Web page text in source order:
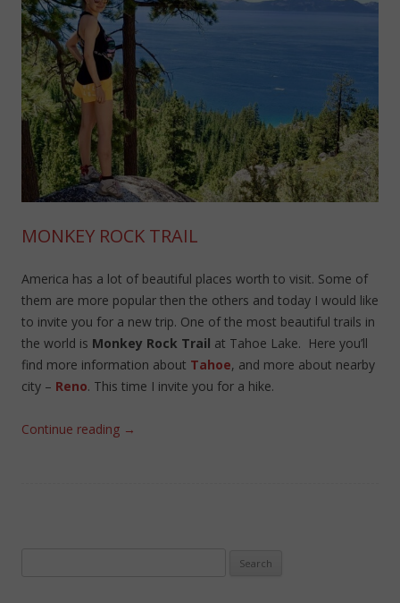
MONKEY ROCK TRAIL
America has a lot of beautiful places worth to visit. Some of
them are more popular then the others and today I would like
to invite you for a new trip. One of the most beautiful trails in
the world is Monkey Rock Trail at Tahoe Lake. Here you’ll
find more information about Tahoe, and more about nearby
city – Reno. This time I invite you for a hike.
Continue reading →